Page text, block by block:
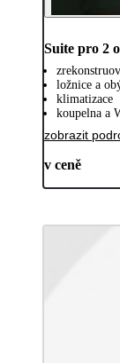
Suite pro 2
ložnice a
klimatizace
koupelna a
zobrazit
v ceně